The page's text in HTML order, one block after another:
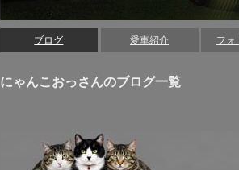
ブログ 愛車紹介 フォ
にゃんこおっさんのブログ一覧